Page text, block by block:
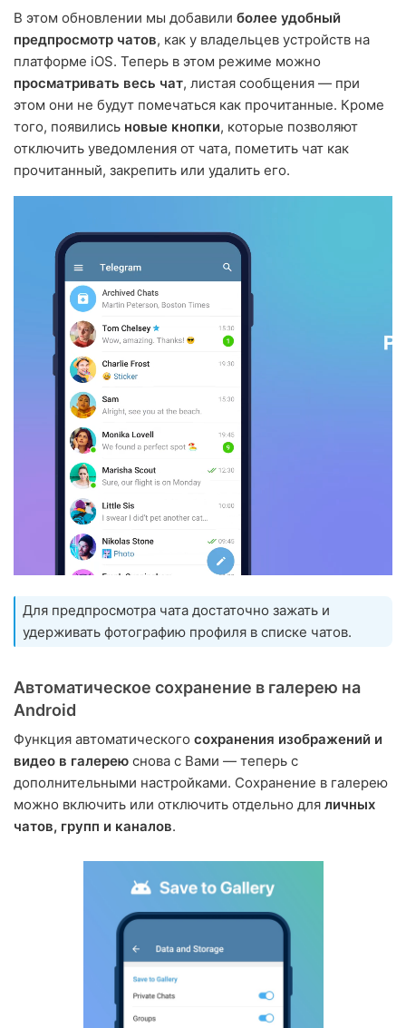
В этом обновлении мы добавили более удобный
предпросмотр чатов, как у владельцев устройств на
платформе iOS. Теперь в этом режиме можно
просматривать весь чат, листая сообщения — при
этом они не будут помечаться как прочитанные. Кроме
того, появились новые кнопки, которые позволяют
отключить уведомления от чата, пометить чат как
прочитанный, закрепить или удалить его.
Для предпросмотра чата достаточно зажать и
удерживать фотографию профиля в списке чатов.
Автоматическое сохранение в галерею на
Android
Функция автоматического сохранения изображений и
видео в галерею снова с Вами — теперь с
дополнительными настройками. Сохранение в галерею
можно включить или отключить отдельно для личных
чатов, групп и каналов.